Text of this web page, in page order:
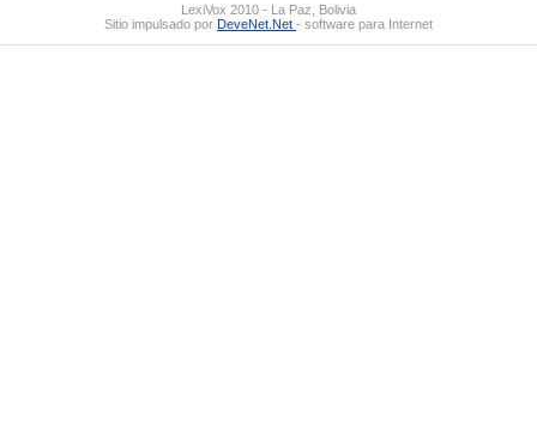
LexiVox 2010 - La Paz, Bolivia
Sitio impulsado por DeveNet.Net - software para Internet